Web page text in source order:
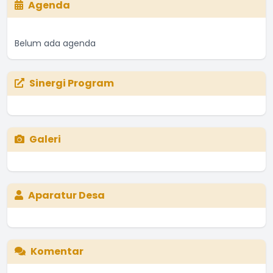
Agenda
Belum ada agenda
Sinergi Program
Galeri
Aparatur Desa
Komentar